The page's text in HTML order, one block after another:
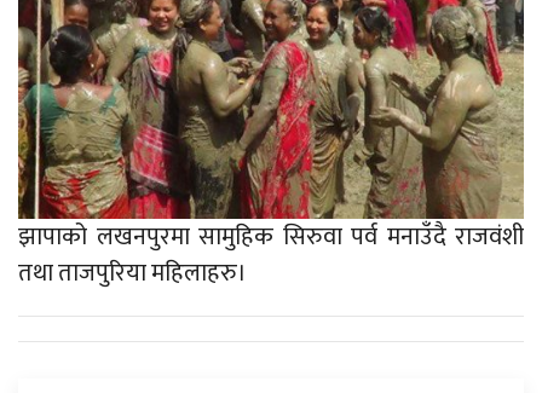
झापाको लखनपुरमा सामुहिक सिरुवा पर्व मनाउँदै राजवंशी
तथा ताजपुरिया महिलाहरु।